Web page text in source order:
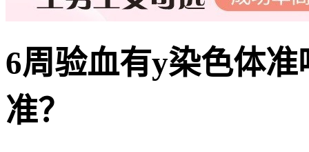
6周验血有y染色体
准？